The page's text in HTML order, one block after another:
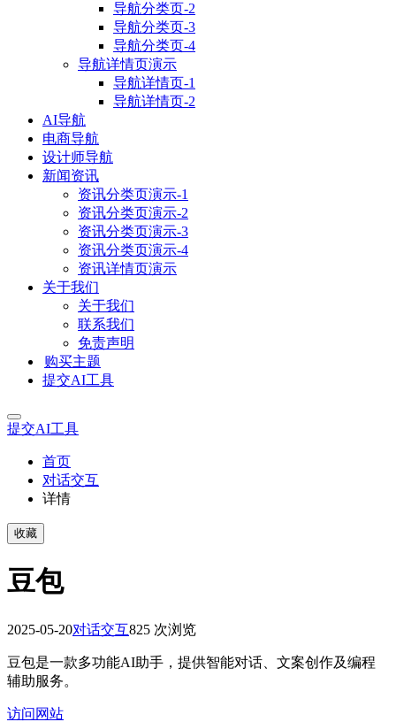
导航分类页-2
导航分类页-3
导航分类页-4
导航详情页演示
导航详情页-1
导航详情页-2
AI导航
电商导航
设计师导航
新闻资讯
资讯分类页演示-1
资讯分类页演示-2
资讯分类页演示-3
资讯分类页演示-4
资讯详情页演示
关于我们
关于我们
联系我们
免责声明
购买主题
提交AI工具
提交AI工具
首页
对话交互
详情
收藏
豆包
2025-05-20对话交互825 次浏览
豆包是一款多功能AI助手，提供智能对话、文案创作及编程
辅助服务。
访问网站